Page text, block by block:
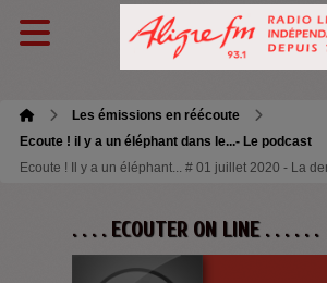
Les émissions en réécoute
Ecoute ! il y a un éléphant dans le...- Le podcast
Ecoute ! Il y a un éléphant... # 01 juillet 2020 - La
. . . . ECOUTER ON LINE . . . . . .